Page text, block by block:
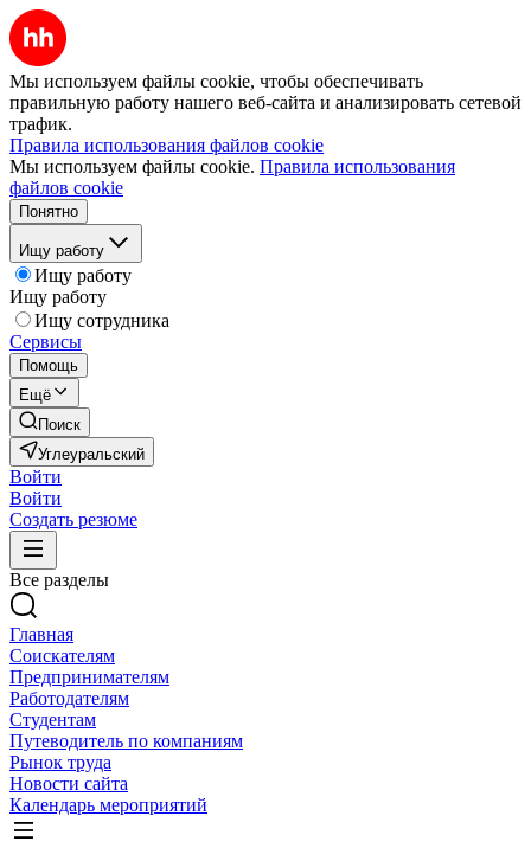
Мы используем файлы cookie, чтобы обеспечивать
правильную работу нашего веб-сайта и анализировать сетевой
трафик.
Правила использования файлов cookie
Мы используем файлы cookie. Правила использования
файлов cookie
Понятно
Ищу работу
Ищу работу
Ищу работу
Ищу сотрудника
Сервисы
Помощь
Ещё
Поиск
Углеуральский
Войти
Войти
Создать резюме
Все разделы
Главная
Соискателям
Предпринимателям
Работодателям
Студентам
Путеводитель по компаниям
Рынок труда
Новости сайта
Календарь мероприятий